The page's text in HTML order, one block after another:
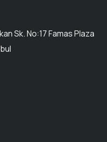
Sk. No:17 Famas Plaza